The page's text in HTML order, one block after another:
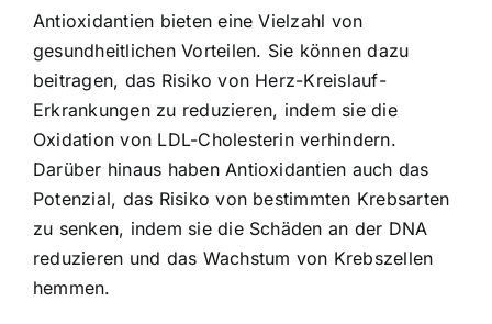
Antioxidantien bieten eine Vielzahl von
gesundheitlichen Vorteilen. Sie können dazu
beitragen, das Risiko von Herz-Kreislauf-
Erkrankungen zu reduzieren, indem sie die
Oxidation von LDL-Cholesterin verhindern.
Darüber hinaus haben Antioxidantien auch das
Potenzial, das Risiko von bestimmten Krebsarten
zu senken, indem sie die Schäden an der DNA
reduzieren und das Wachstum von Krebszellen
hemmen.